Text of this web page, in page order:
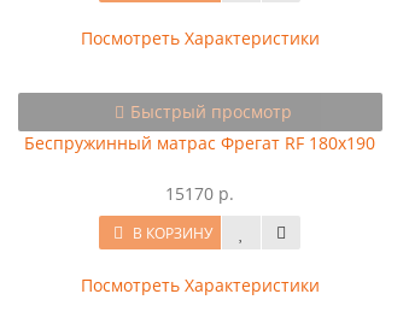
Посмотреть Характеристики
Быстрый просмотр
Беспружинный матрас Фрегат RF 180x190
15170 р.
В КОРЗИНУ
Посмотреть Характеристики